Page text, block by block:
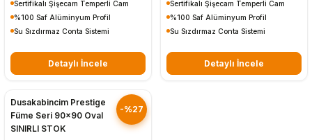
Sertifikalı Şişecam Temperli Cam
%100 Saf Alüminyum Profil
Su Sızdırmaz Conta Sistemi
Detaylı İncele
Sertifikalı Şişecam Temperli Cam
%100 Saf Alüminyum Profil
Su Sızdırmaz Conta Sistemi
Detaylı İncele
-%27
Dusakabincim Prestige
Füme Seri 90x90 Oval
SINIRLI STOK